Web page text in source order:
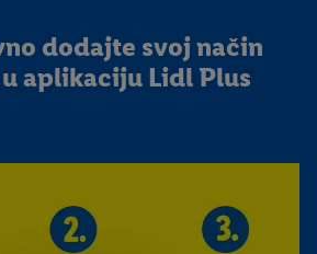
dodajte svoj način
aplikaciju Lidl Plus